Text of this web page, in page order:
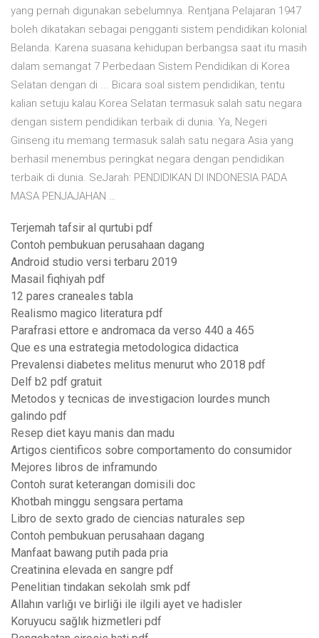
yang pernah digunakan sebelumnya. Rentjana Pelajaran 1947
boleh dikatakan sebagai pengganti sistem pendidikan kolonial
Belanda. Karena suasana kehidupan berbangsa saat itu masih
dalam semangat 7 Perbedaan Sistem Pendidikan di Korea
Selatan dengan di ... Bicara soal sistem pendidikan, tentu
kalian setuju kalau Korea Selatan termasuk salah satu negara
dengan sistem pendidikan terbaik di dunia. Ya, Negeri
Ginseng itu memang termasuk salah satu negara Asia yang
berhasil menembus peringkat negara dengan pendidikan
terbaik di dunia. SeJarah: PENDIDIKAN DI INDONESIA PADA
MASA PENJAJAHAN …
Terjemah tafsir al qurtubi pdf
Contoh pembukuan perusahaan dagang
Android studio versi terbaru 2019
Masail fiqhiyah pdf
12 pares craneales tabla
Realismo magico literatura pdf
Parafrasi ettore e andromaca da verso 440 a 465
Que es una estrategia metodologica didactica
Prevalensi diabetes melitus menurut who 2018 pdf
Delf b2 pdf gratuit
Metodos y tecnicas de investigacion lourdes munch
galindo pdf
Resep diet kayu manis dan madu
Artigos cientificos sobre comportamento do consumidor
Mejores libros de inframundo
Contoh surat keterangan domisili doc
Khotbah minggu sengsara pertama
Libro de sexto grado de ciencias naturales sep
Contoh pembukuan perusahaan dagang
Manfaat bawang putih pada pria
Creatinina elevada en sangre pdf
Penelitian tindakan sekolah smk pdf
Allahın varlığı ve birliği ile ilgili ayet ve hadisler
Koruyucu sağlık hizmetleri pdf